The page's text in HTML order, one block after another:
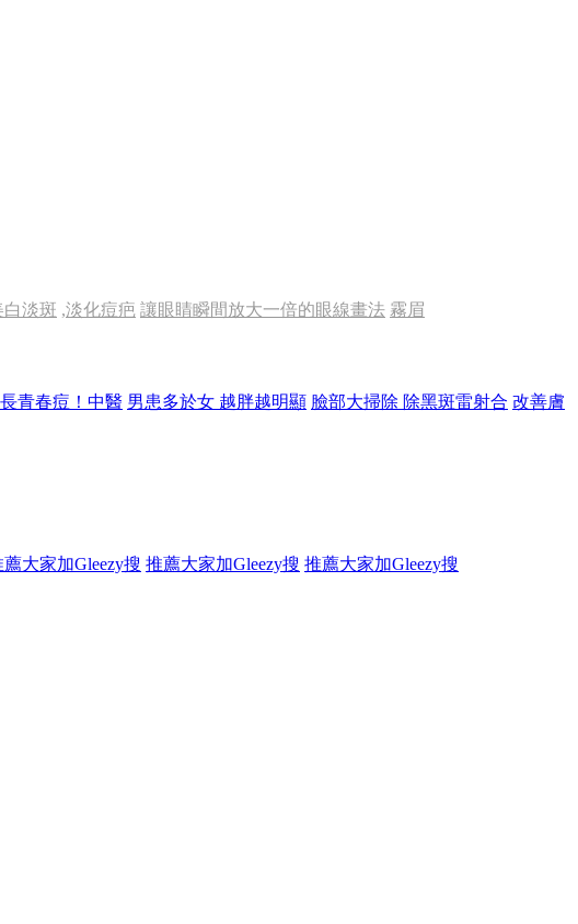
淡斑 ,淡化痘疤 讓眼睛瞬間放大一倍的眼線畫法 霧眉
青春痘！中醫 男患多於女 越胖越明顯 臉部大掃除 除黑斑雷射合 改善膚
薦大家加Gleezy搜 推薦大家加Gleezy搜 推薦大家加Gleezy搜